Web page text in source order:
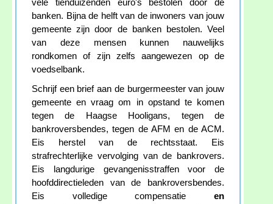
vele tienduizenden euro's bestolen door de
banken. Bijna de helft van de inwoners van jouw
gemeente zijn door de banken bestolen. Veel
van deze mensen kunnen nauwelijks
rondkomen of zijn zelfs aangewezen op de
voedselbank.
Schrijf een brief aan de burgermeester van jouw
gemeente en vraag om in opstand te komen
tegen de Haagse Hooligans, tegen de
bankroversbendes, tegen de AFM en de ACM.
Eis herstel van de rechtsstaat. Eis
strafrechterlijke vervolging van de bankrovers.
Eis langdurige gevangenisstraffen voor de
hoofddirectieleden van de bankroversbendes.
Eis volledige compensatie en